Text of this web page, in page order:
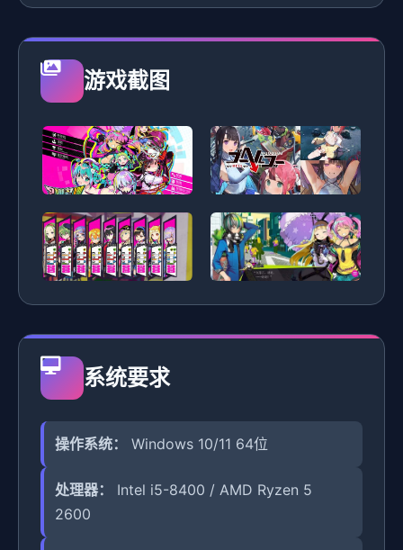
游戏截图
系统要求
操作系统： Windows 10/11 64位
处理器：
Intel i5-8400 / AMD Ryzen 5
2600